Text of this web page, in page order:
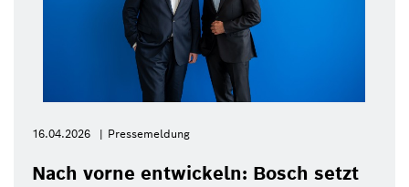
16.04.2026 Pressemeldung
Nach vorne entwickeln: Bosch setzt